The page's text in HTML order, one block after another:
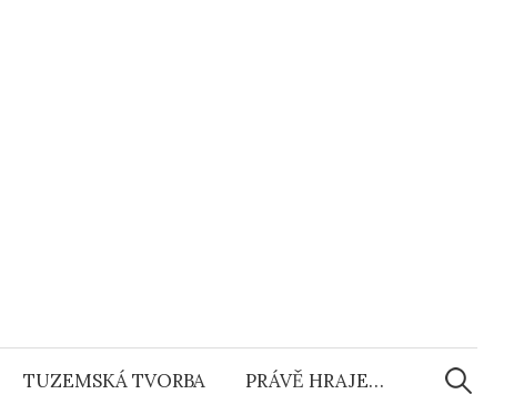
TUZEMSKÁ TVORBA PRÁVĚ HRAJE…